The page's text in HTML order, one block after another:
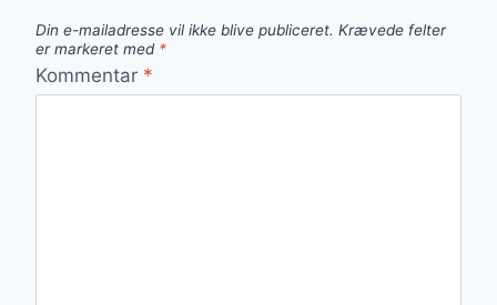
Din e-mailadresse vil ikke blive publiceret. Krævede felter
er markeret med *
Kommentar *